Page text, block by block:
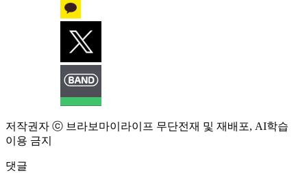
저작권자 ⓒ 브라보마이라이프 무단전재 및 재배포, AI학습
이용 금지
댓글